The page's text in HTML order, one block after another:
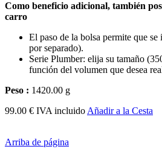
Como beneficio adicional, también
carro
El paso de la bolsa permite que
por separado).
Serie Plumber: elija su tamaño
función del volumen que desea
Peso : 1420.00 g
99.00 € IVA incluido Añadir a la Cesta
Arriba de página